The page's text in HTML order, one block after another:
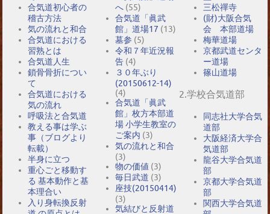
合気道初心者の
稽古方法
気の流れと和合
合気道における
習熟とは
合気道人生
鎖骨骨折につい
て
合気道における
気の流れ
呼吸法と合気道
教える事は学ぶ
事（ブログより
転載）
半身に立つ
重心ごと移動す
る 基本動作と基
本理合い
入り身転換反射
へ (55)
合気道「眞武
館」道場17 (13)
墓参 (5)
令和７年近況報
告 (4)
３０年ぶり
(20150612-14)
(4)
合気道「眞武
館」枚方本部道
場 小学生教室の
ご案内 (3)
気の流れと和合
(3)
物の価値 (3)
毎日武道 (3)
座技(20150414)
(3)
気結びと反射道
三松禪寺
(財)大阪合気
会 本部道場
梅華道場
京都武道センタ
ー道場
篠山道場
2.学校合気道部
同志社大学合気
道部
大阪経済大学合
気道部
龍谷大学合気道
部
京都大学合気道
部
関西大学合気道